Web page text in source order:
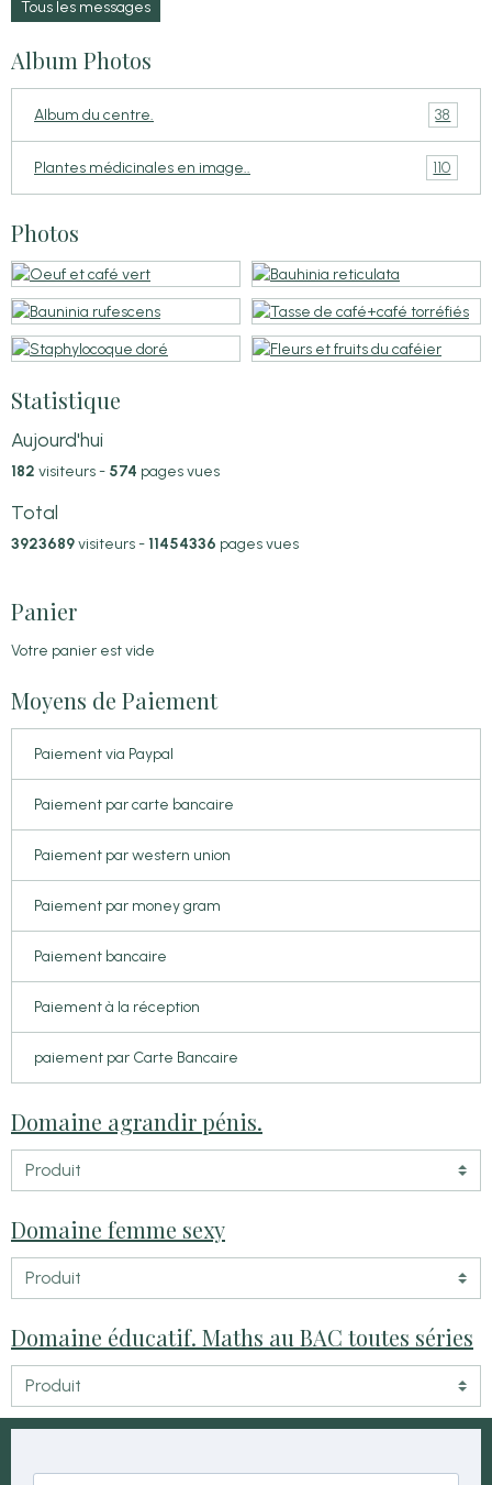
Tous les messages
Album Photos
Album du centre. 38
Plantes médicinales en image.. 110
Photos
Statistique
Aujourd'hui
182 visiteurs - 574 pages vues
Total
3923689visiteurs - 11454336 pages vues
Panier
Votre panier est vide
Moyens de Paiement
Paiement via Paypal
Paiement par carte bancaire
Paiement par western union
Paiement par money gram
Paiement bancaire
Paiement à la réception
paiement par Carte Bancaire
Domaine agrandir pénis.
Domaine femme sexy
Domaine éducatif. Maths au BAC toutes séries